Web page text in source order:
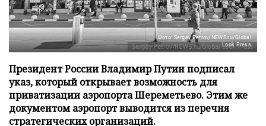
Фото: Sergey Petrov/NEWS.ru/Global
Look Press
Президент России Владимир Путин подписал
указ, который открывает возможность для
приватизации аэропорта Шереметьево. Этим же
документом аэропорт выводится из перечня
стратегических организаций.